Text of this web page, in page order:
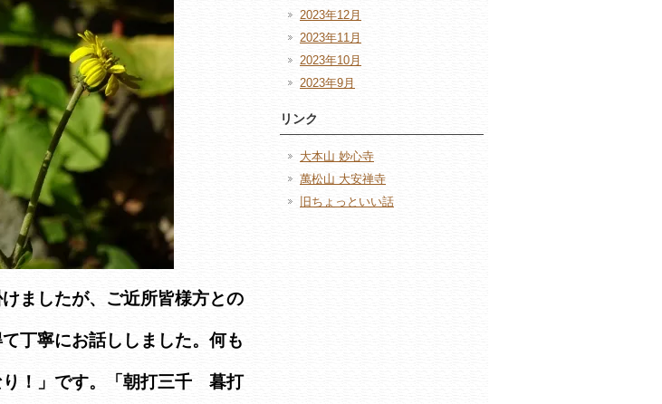
ましたが、ご近所皆様方との
丁寧にお話ししました。何も
り！」です。「朝打三千 暮打
2023年12月
2023年11月
2023年10月
2023年9月
リンク
大本山 妙心寺
萬松山 大安禅寺
旧ちょっといい話